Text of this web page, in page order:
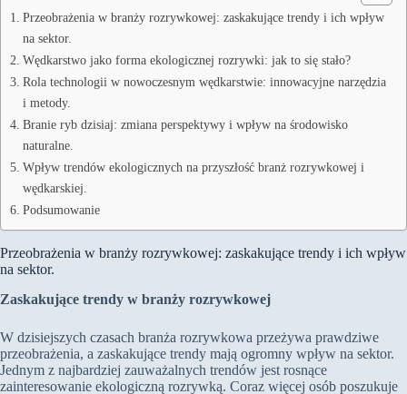
Przeobrażenia w branży rozrywkowej: zaskakujące trendy i ich wpływ
na sektor.
Wędkarstwo jako forma ekologicznej rozrywki: jak to się stało?
Rola technologii w nowoczesnym wędkarstwie: innowacyjne narzędzia
i metody.
Branie ryb dzisiaj: zmiana perspektywy i wpływ na środowisko
naturalne.
Wpływ trendów ekologicznych na przyszłość branż rozrywkowej i
wędkarskiej.
Podsumowanie
Przeobrażenia w branży rozrywkowej: zaskakujące trendy i ich wpływ
na sektor.
Zaskakujące trendy w branży rozrywkowej
W dzisiejszych czasach branża rozrywkowa przeżywa prawdziwe
przeobrażenia, a zaskakujące trendy mają ogromny wpływ na sektor.
Jednym z najbardziej zauważalnych trendów jest rosnące
zainteresowanie ekologiczną rozrywką. Coraz więcej osób poszukuje